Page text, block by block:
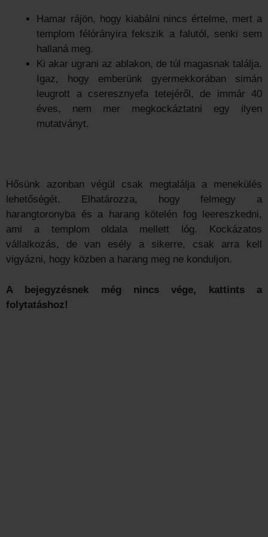
Hamar rájön, hogy kiabálni nincs értelme, mert a
templom félórányira fekszik a falutól, senki sem
hallaná meg.
Ki akar ugrani az ablakon, de túl magasnak találja.
Igaz, hogy emberünk gyermekkorában simán
leugrott a cseresznyefa tetejéről, de immár 40
éves, nem mer megkockáztatni egy ilyen
mutatványt.
Hősünk azonban végül csak megtalálja a menekülés
lehetőségét. Elhatározza, hogy felmegy a
harangtoronyba és a harang kötelén fog leereszkedni,
ami a templom oldala mellett lóg. Kockázatos
vállalkozás, de van esély a sikerre, csak arra kell
vigyázni, hogy közben a harang meg ne konduljon.
A bejegyzésnek még nincs vége, kattints a
folytatáshoz!